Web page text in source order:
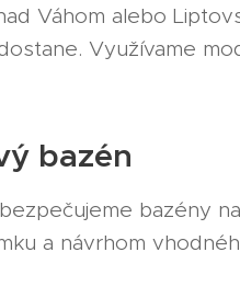
Váhom alebo
Využívame
bazén
bazény
a návrhom